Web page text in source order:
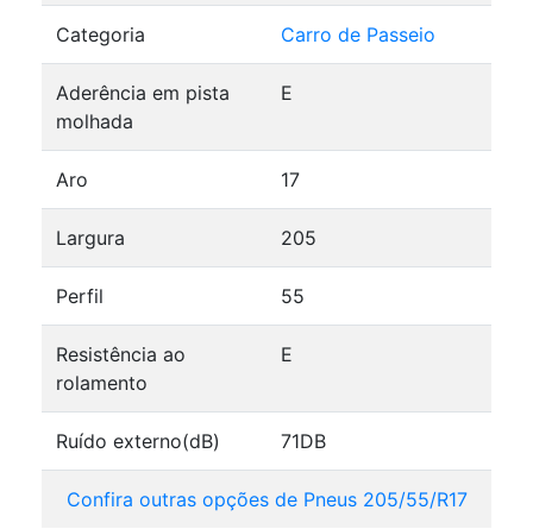
Categoria Carro de Passeio
Aderência em pista
molhada
E
Aro 17
Largura 205
Perfil 55
Resistência ao
rolamento
E
Ruído externo(dB) 71DB
Confira outras opções de Pneus 205/55/R17